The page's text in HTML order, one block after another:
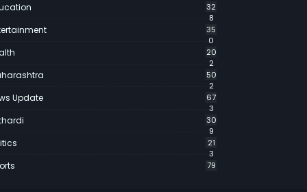
32
8
35
0
20
2
50
2
Update
67
3
30
9
21
3
79